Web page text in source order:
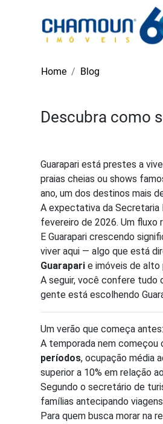
Home Blog
Descubra como
Guarapari está prestes a
praias cheias ou shows
ano, um dos destinos mais
A expectativa da Secretaria
fevereiro de 2026. Um fluxo
E Guarapari crescendo
viver aqui — algo que está
Guarapari e imóveis de
A seguir, você confere tudo
gente está escolhendo
Um verão que começa
A temporada nem começou
períodos, ocupação média
superior a 10% em relação
Segundo o secretário de
famílias antecipando
Para quem busca morar na